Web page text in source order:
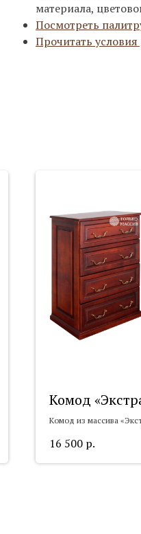
материала,
Посмотреть
Прочитать
Комод
Комод из массива
16 500 р.